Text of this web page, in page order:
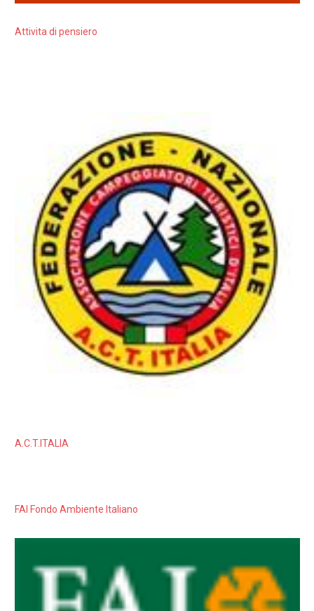
Attivita di pensiero
A.C.T.ITALIA
FAI Fondo Ambiente Italiano